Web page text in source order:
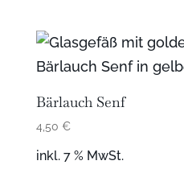
Bärlauch Senf
4,50 €
inkl. 7 % MwSt.